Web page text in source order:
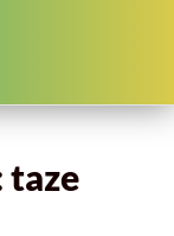
taze